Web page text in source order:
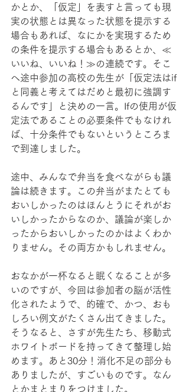
かとか、「仮定」を表すと言っても現
実の状態とは異なった状態を提示する
場合もあれば、なにかを実現するため
の条件を提示する場合もあるとか、≪
いいね、いいね！≫の連続です。そこ
へ途中参加の高校の先生が「仮定法はif
と同義と考えてはだめと最初に強調す
るんです」と決めの一言。Ifの使用が仮
定法であることの必要条件でもなけれ
ば、十分条件でもないというところま
で到達しました。
途中、みんなで弁当を食べながらも議
論は続きます。この弁当がまたとても
おいしかったのはほんとうにそれがお
いしかったからなのか、議論が楽しか
ったからおいしかったのかはよくわか
りません。その両方かもしれません。
おなかが一杯なると眠くなることが多
いのですが、今回は参加者の脳が活性
化されたようで、的確で、かつ、おも
しろい例文がたくさん出てきました。
そうなると、さすが先生たち、移動式
ホワイトボードを持ってきて整理し始
めます。あと30分！消化不足の部分も
ありましたが、すごいものです。なん
とかまとまりをつけました。